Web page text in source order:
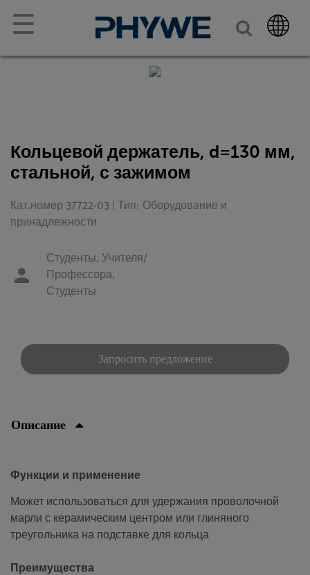
☰
Кольцевой держатель, d=130 мм,
стальной, с зажимом
Кат.номер 37722-03 | Тип: Оборудование и
принадлежности
Студенты, Учителя/
Профессора,
Студенты
Запросить предложение
Описание
Функции и применение
Может использоваться для удержания проволочной
марли с керамическим центром или глиняного
треугольника на подставке для кольца
Преимущества